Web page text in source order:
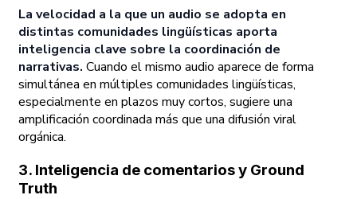
La velocidad a la que un audio se adopta en
distintas comunidades lingüísticas aporta
inteligencia clave sobre la coordinación de
narrativas. Cuando el mismo audio aparece de forma
simultánea en múltiples comunidades lingüísticas,
especialmente en plazos muy cortos, sugiere una
amplificación coordinada más que una difusión viral
orgánica.
3. Inteligencia de comentarios y Ground
Truth